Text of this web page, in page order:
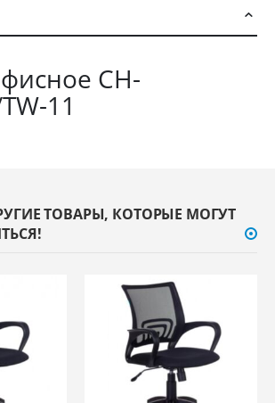
CH-
11
ТОВАРЫ, КОТОРЫЕ МОГУТ